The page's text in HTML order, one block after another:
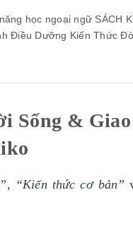
học ngoại ngữ SÁCH
Điều Dưỡng Kiến Thức
Sống &
, “Kiến thức cơ bản”